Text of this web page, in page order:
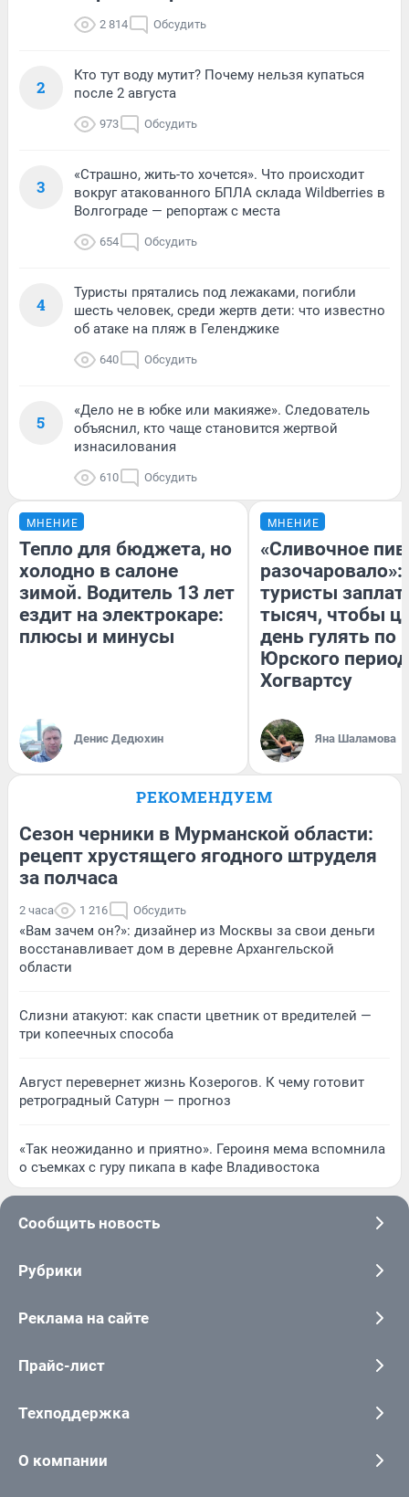
2 814 Обсудить
2
Кто тут воду мутит? Почему нельзя купаться
после 2 августа
973 Обсудить
3
«Страшно, жить-то хочется». Что происходит
вокруг атакованного БПЛА склада Wildberries в
Волгограде — репортаж с места
654 Обсудить
4
Туристы прятались под лежаками, погибли
шесть человек, среди жертв дети: что известно
об атаке на пляж в Геленджике
640 Обсудить
5
«Дело не в юбке или макияже». Следователь
объяснил, кто чаще становится жертвой
изнасилования
610 Обсудить
МНЕНИЕ
Тепло для бюджета, но
холодно в салоне
зимой. Водитель 13 лет
ездит на электрокаре:
плюсы и минусы
Денис Дедюхин
МНЕНИЕ
«Сливочное
разочаровало»:
туристы
тысяч, чтобы
день гулять по
Юрского
Хогвартсу
Яна Шаламова
РЕКОМЕНДУЕМ
Сезон черники в Мурманской области:
рецепт хрустящего ягодного штруделя
за полчаса
2 часа 1 216 Обсудить
«Вам зачем он?»: дизайнер из Москвы за свои деньги
восстанавливает дом в деревне Архангельской
области
Слизни атакуют: как спасти цветник от вредителей —
три копеечных способа
Август перевернет жизнь Козерогов. К чему готовит
ретроградный Сатурн — прогноз
«Так неожиданно и приятно». Героиня мема вспомнила
о съемках с гуру пикапа в кафе Владивостока
Сообщить новость
Рубрики
Реклама на сайте
Прайс-лист
Техподдержка
О компании